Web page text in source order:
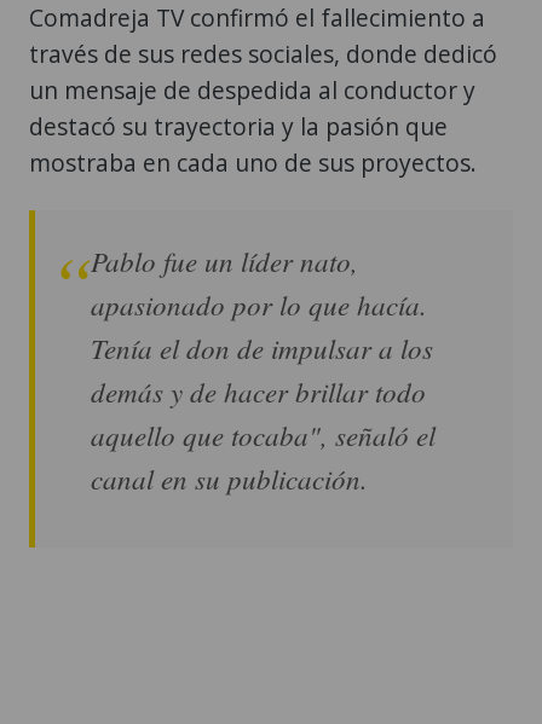
Comadreja TV confirmó el fallecimiento a
través de sus redes sociales, donde dedicó
un mensaje de despedida al conductor y
destacó su trayectoria y la pasión que
mostraba en cada uno de sus proyectos.
Pablo fue un líder nato,
apasionado por lo que hacía.
Tenía el don de impulsar a los
demás y de hacer brillar todo
aquello que tocaba", señaló el
canal en su publicación.